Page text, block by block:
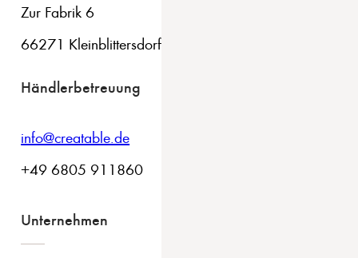
Zur Fabrik 6
66271 Kleinblittersdorf
Händlerbetreuung
info@creatable.de
+49 6805 911860
Unternehmen